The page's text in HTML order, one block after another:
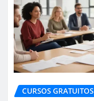
CURSOS GRATUITOS